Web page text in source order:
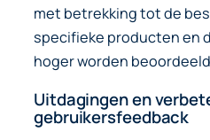
met betrekking tot de
specifieke producten en
hoger worden
Uitdagingen en
gebruikersfeedback